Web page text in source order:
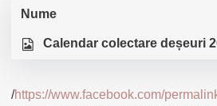
Nume
Calendar colectare deșeuri
/https://www.facebook.com/